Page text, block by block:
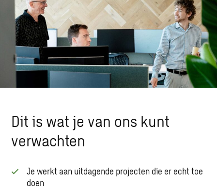
Dit is wat je van ons kunt
verwachten
Je werkt aan uitdagende projecten die er echt toe
doen